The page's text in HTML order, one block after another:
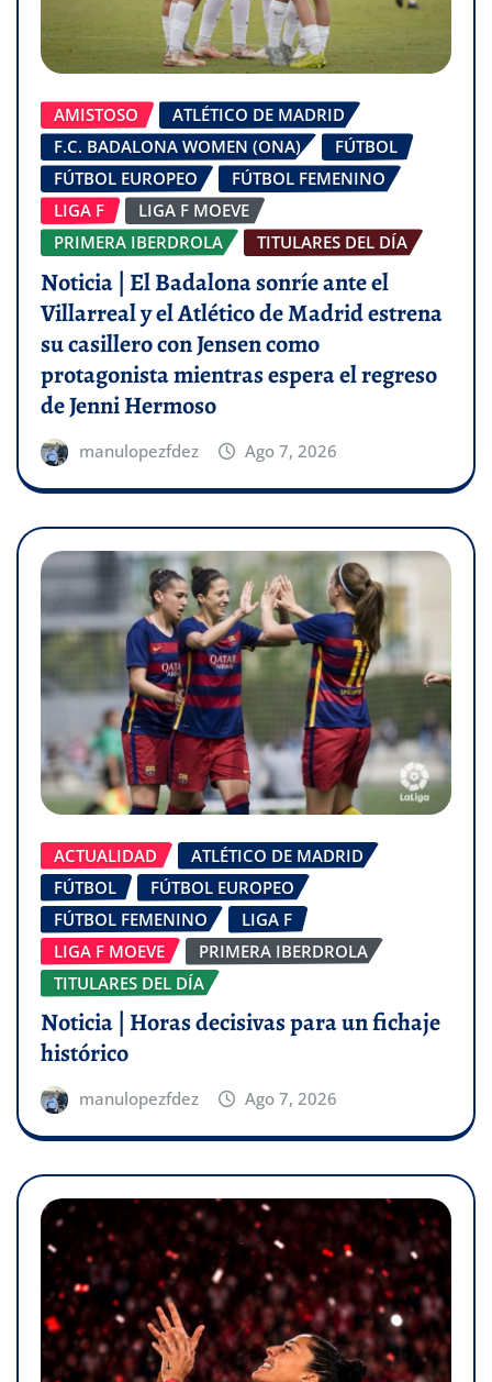
AMISTOSO
ATLÉTICO DE MADRID
F.C. BADALONA WOMEN (ONA)
FÚTBOL
FÚTBOL EUROPEO
FÚTBOL FEMENINO
LIGA F
LIGA F MOEVE
PRIMERA IBERDROLA
TITULARES DEL DÍA
Noticia | El Badalona sonríe ante el
Villarreal y el Atlético de Madrid estrena
su casillero con Jensen como
protagonista mientras espera el regreso
de Jenni Hermoso
manulopezfdez Ago 7, 2026
ACTUALIDAD
ATLÉTICO DE MADRID
FÚTBOL
FÚTBOL EUROPEO
FÚTBOL FEMENINO
LIGA F
LIGA F MOEVE
PRIMERA IBERDROLA
TITULARES DEL DÍA
Noticia | Horas decisivas para un fichaje
histórico
manulopezfdez Ago 7, 2026